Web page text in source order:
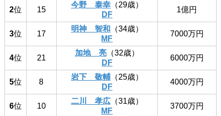
2位 15
今野 泰幸（29歳）
DF
1億円
3位 17
明神 智和
（34歳）
MF
7000万円
4位 21
加地 亮（32歳）
DF
6000万円
5位 8
岩下 敬輔（25歳）
DF
4000万円
6位 10
二川 孝広（31歳）
MF
3700万円